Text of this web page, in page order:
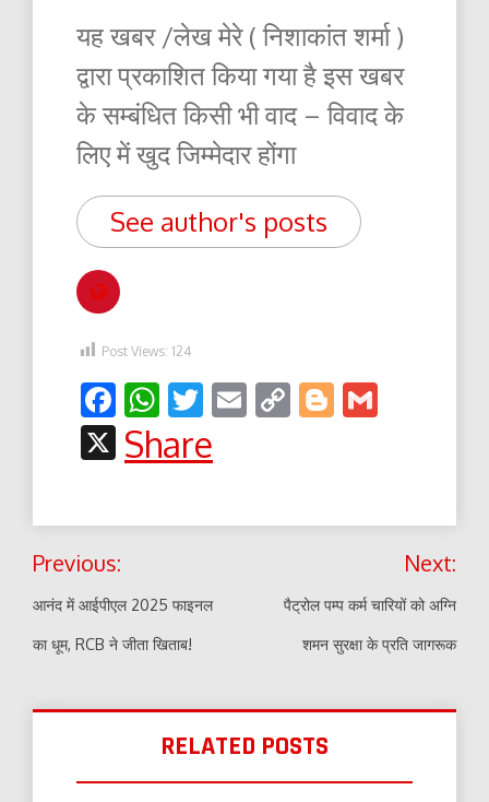
यह खबर /लेख मेरे ( निशाकांत शर्मा )
द्वारा प्रकाशित किया गया है इस खबर
के सम्बंधित किसी भी वाद – विवाद के
लिए में खुद जिम्मेदार होंगा
See author's posts
Post Views: 124
Facebook
WhatsApp
Twitter
EmailCopyBlogger
X
Share
Post
navigation
Previous:
आनंद में आईपीएल 2025 फाइनल
का धूम, RCB ने जीता खिताब!
Next:
पैट्रोल पम्प कर्म चारियों को अग्नि
शमन सुरक्षा के प्रति जागरूक
RELATED POSTS